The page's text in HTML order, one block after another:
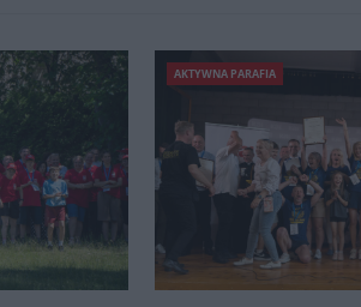
AKTYWNA PARAFIA